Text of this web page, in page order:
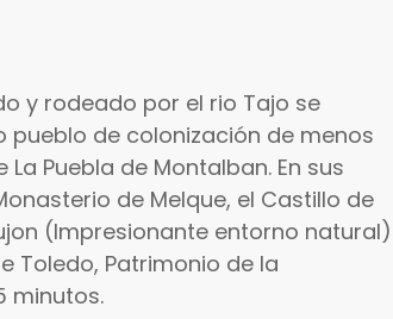
y rodeado por el rio Tajo se
pueblo de colonización de menos
Puebla de Montalban. En sus
de Melque, el Castillo de
(Impresionante entorno natural)
Toledo, Patrimonio de la
minutos.